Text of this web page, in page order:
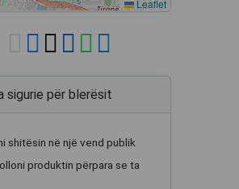
Leaflet
sigurie për blerësit
shitësin në një vend publik
produktin përpara se ta